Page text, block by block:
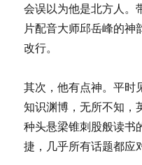
会误以为他是北方人。
片配音大师邱岳峰的神
改行。
其次，他有点神。平时
知识渊博，无所不知，
种头悬梁锥刺股般读书
捷，几乎所有话题都应